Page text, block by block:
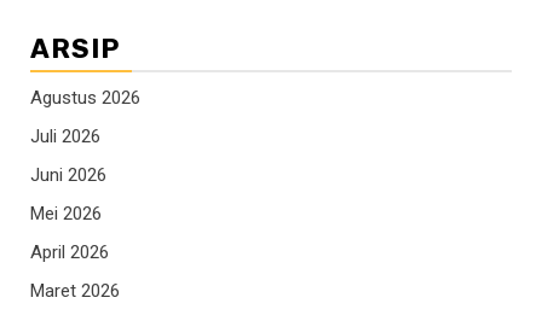
ARSIP
Agustus 2026
Juli 2026
Juni 2026
Mei 2026
April 2026
Maret 2026